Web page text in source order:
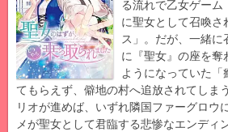
る流れで乙女ゲーム
に聖女として召喚さ
ス」。だが、一緒に
に『聖女』の座を
ようになっていた「
てもらえず、僻地の村へ追放されてしま
リオが進めば、いずれ隣国ファーグロウ
メが聖女として君臨する悲惨なエンディ